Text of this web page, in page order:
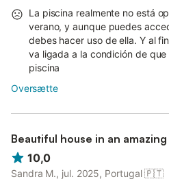
La piscina realmente no está
verano, y aunque puedes
debes hacer uso de ella. Y al
va ligada a la condición de
piscina
Oversætte
Beautiful house in an
10,0
Sandra M., jul. 2025, Portugal 🇵🇹